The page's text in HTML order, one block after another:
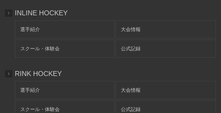
INLINE HOCKEY
選手紹介 大会情報
スクール・体験会 公式記録
RINK HOCKEY
選手紹介 大会情報
スクール・体験会 公式記録